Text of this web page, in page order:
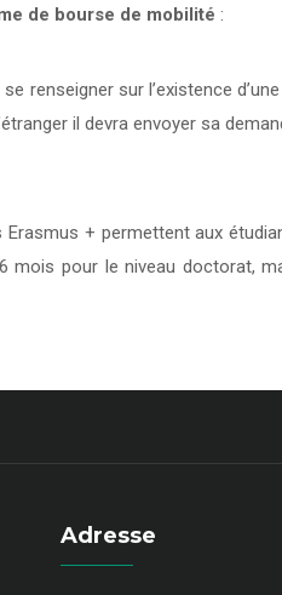
de bourse de mobilité :
renseigner sur l’existence
il devra envoyer sa
+ permettent aux
pour le niveau doctorat,
Adresse